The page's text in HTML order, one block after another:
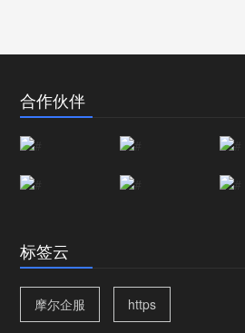
合作伙伴
标签云
摩尔企服 https